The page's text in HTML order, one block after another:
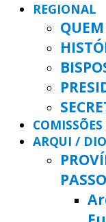
REGIONAL
ARQUI /